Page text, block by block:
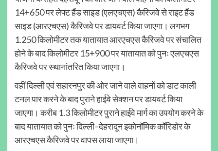
14+650 पर लेफ्ट हैंड साइड (एलएचएस) कैरिजवे से राइट हैंड
साइड (आरएचएस) कैरिजवे पर डायवर्ट किया जाएगा। लगभग
1.250 किलोमीटर तक यातायात आरएचएस कैरिजवे पर संचालित
होने के बाद किलोमीटर 15+900 पर यातायात को पुनः एलएचएस
कैरिजवे पर स्थानांतरित किया जाएगा।
वहीं दिल्ली एवं सहारनपुर की ओर जाने वाले वाहनों को डाट काली
टनल पार करने के बाद पुराने हाईवे सेक्शन पर डायवर्ट किया
जाएगा। करीब 1.3 किलोमीटर पुराने हाईवे मार्ग का उपयोग करने के
बाद यातायात को पुनः दिल्ली–देहरादून इकोनॉमिक कॉरिडोर के
आरएचएस कैरिजवे पर वापस लाया जाएगा।